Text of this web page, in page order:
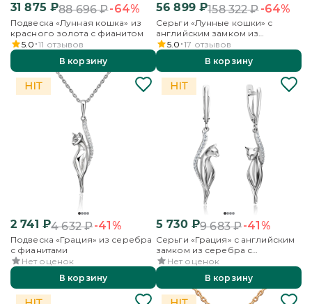
31 875 ₽88 696₽-64%
Подвеска «Лунная кошка» из
красного золота с фианитом
5.0 11 отзывов
В корзину
56 899₽158 322₽-64%
Серьги «Лунные кошки» с
английским замком из
красного золота с фианитом
5.0 17 отзывов
В корзину
2 741 ₽4 632₽-41%
Подвеска «Грация» из серебра
с фианитами
Нет оценок
В корзину
5 730₽9 683₽-41%
Серьги «Грация» с английским
замком из серебра с
фианитами
Нет оценок
В корзину